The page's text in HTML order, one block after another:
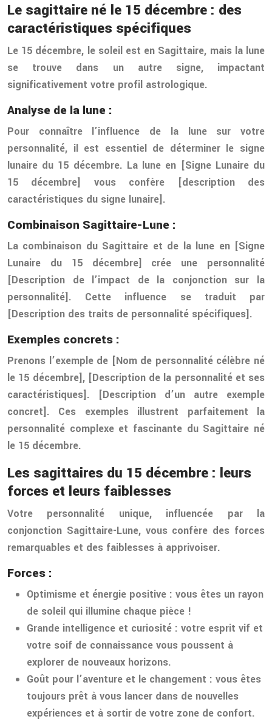
Le sagittaire né le 15 décembre : des
caractéristiques spécifiques
Le 15 décembre, le soleil est en Sagittaire, mais la lune
se trouve dans un autre signe, impactant
significativement votre profil astrologique.
Analyse de la lune :
Pour connaître l’influence de la lune sur votre
personnalité, il est essentiel de déterminer le signe
lunaire du 15 décembre. La lune en [Signe Lunaire du
15 décembre] vous confère [description des
caractéristiques du signe lunaire].
Combinaison Sagittaire-Lune :
La combinaison du Sagittaire et de la lune en [Signe
Lunaire du 15 décembre] crée une personnalité
[Description de l’impact de la conjonction sur la
personnalité]. Cette influence se traduit par
[Description des traits de personnalité spécifiques].
Exemples concrets :
Prenons l’exemple de [Nom de personnalité célèbre né
le 15 décembre], [Description de la personnalité et ses
caractéristiques]. [Description d’un autre exemple
concret]. Ces exemples illustrent parfaitement la
personnalité complexe et fascinante du Sagittaire né
le 15 décembre.
Les sagittaires du 15 décembre : leurs
forces et leurs faiblesses
Votre personnalité unique, influencée par la
conjonction Sagittaire-Lune, vous confère des forces
remarquables et des faiblesses à apprivoiser.
Forces :
Optimisme et énergie positive : vous êtes un rayon
de soleil qui illumine chaque pièce !
Grande intelligence et curiosité : votre esprit vif et
votre soif de connaissance vous poussent à
explorer de nouveaux horizons.
Goût pour l’aventure et le changement : vous êtes
toujours prêt à vous lancer dans de nouvelles
expériences et à sortir de votre zone de confort.